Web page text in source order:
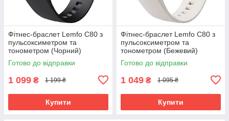
Фітнес-браслет Lemfo C80 з
пульсоксиметром та
тонометром (Чорний)
Готово до відправки
1 099 ₴ 1 199 ₴
Купити
Фітнес-браслет Lemfo C80 з
пульсоксиметром та
тонометром (Бежевий)
Готово до відправки
1 049 ₴ 1 095 ₴
Купити